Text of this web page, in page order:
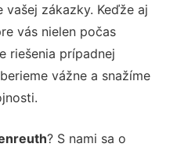
zákazky. Keďže aj
vás nielen počas
riešenia prípadnej
vážne a snažíme
? S nami sa o